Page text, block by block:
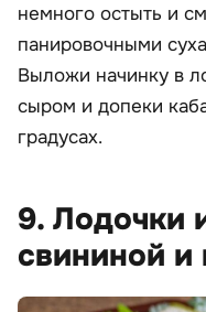
немного остыть и
панировочными
Выложи начинку в
сыром и допеки
градусах.
9. Лодочки
свининой